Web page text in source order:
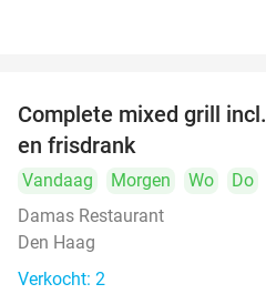
food
Complete mixed grill
en frisdrank
Vandaag Morgen Wo Do
Damas Restaurant
Den Haag
Verkocht: 2